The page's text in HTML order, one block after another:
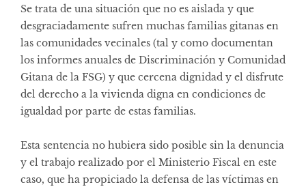
Se trata de una situación que no es aislada y que
desgraciadamente sufren muchas familias gitanas en
las comunidades vecinales (tal y como documentan
los informes anuales de Discriminación y Comunidad
Gitana de la FSG) y que cercena dignidad y el disfrute
del derecho a la vivienda digna en condiciones de
igualdad por parte de estas familias.
Esta sentencia no hubiera sido posible sin la denuncia
y el trabajo realizado por el Ministerio Fiscal en este
caso, que ha propiciado la defensa de las víctimas en